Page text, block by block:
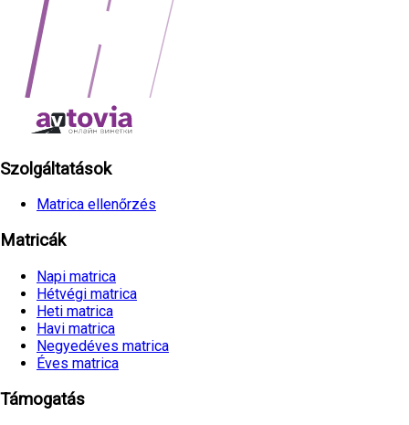
Szolgáltatások
Matrica ellenőrzés
Matricák
Napi matrica
Hétvégi matrica
Heti matrica
Havi matrica
Negyedéves matrica
Éves matrica
Támogatás